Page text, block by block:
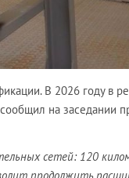
В 2026 году в
на заседании
сетей: 120